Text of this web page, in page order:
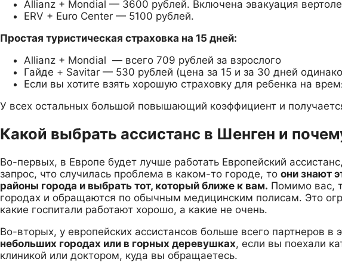
Allianz + Mondial — 3600 рублей. Включена эвакуация
ERV + Euro Center — 5100 рублей.
Простая туристическая страховка на 15 дней:
Allianz + Mondial — всего 709 рублей за взрослого
Гайде + Savitar — 530 рублей (цена за 15 и за 30 дней
Если вы хотите взять хорошую страховку для ребенка на
У всех остальных большой повышающий коэффициент и
Какой выбрать ассистанс в Шенген и
Во-первых, в Европе будет лучше работать Европейский
запрос, что случилась проблема в каком-то городе, то они знают
районы города и выбрать тот, который ближе к вам. Помимо вас,
городах и обращаются по обычным медицинским полисам. Это
какие госпитали работают хорошо, а какие не очень.
Во-вторых, у европейских ассистансов больше всего партнеров в
небольших городах или в горных деревушках, если вы поехали
клиникой или доктором, куда вы обращаетесь.